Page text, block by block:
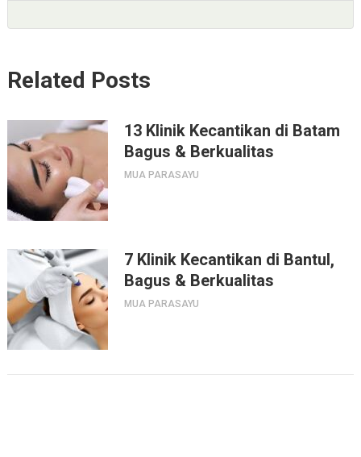
Related Posts
13 Klinik Kecantikan di Batam
Bagus & Berkualitas
MUA PARASAYU
7 Klinik Kecantikan di Bantul,
Bagus & Berkualitas
MUA PARASAYU